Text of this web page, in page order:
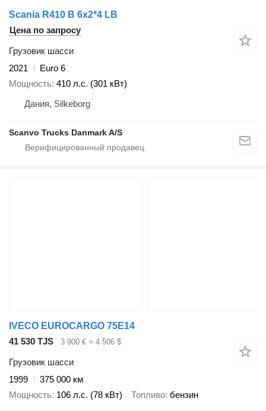
Scania R410 B 6x2*4 LB
Цена по запросу
Грузовик шасси
2021
Euro 6
Мощность 410 л.с. (301 кВт)
Дания, Silkeborg
Scanvo Trucks Danmark A/S
IVECO EUROCARGO 75E14
41 530 TJS
3 900 € ≈ 4 506 $
Грузовик шасси
1999
375 000 км
Мощность 106 л.с. (78 кВт) Топливо бензин